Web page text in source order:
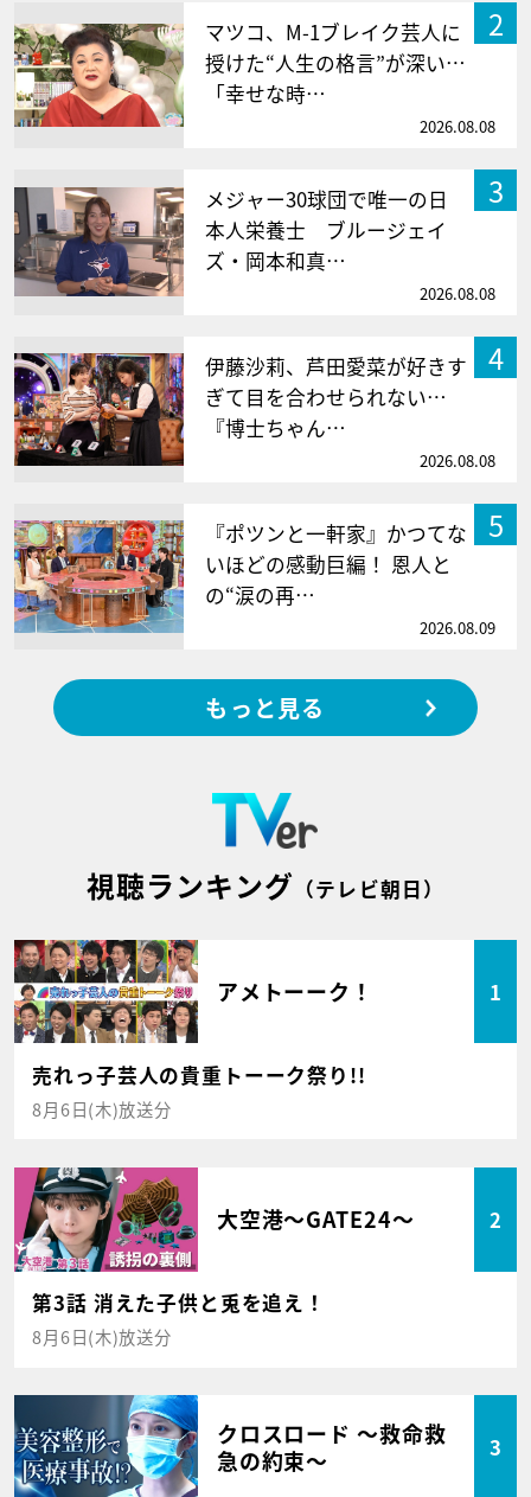
2
マツコ、M-1ブレイク芸人に
授けた“人生の格言”が深い…
「幸せな時…
2026.08.08
3
メジャー30球団で唯一の日
本人栄養士 ブルージェイ
ズ・岡本和真…
2026.08.08
4
伊藤沙莉、芦田愛菜が好きす
ぎて目を合わせられない…
『博士ちゃん…
2026.08.08
5
『ポツンと一軒家』かつてな
いほどの感動巨編！ 恩人と
の“涙の再…
2026.08.09
もっと見る
視聴ランキング （テレビ朝日）
アメトーーク！ 1
売れっ子芸人の貴重トーーク祭り!!
8月6日(木)放送分
大空港～GATE24～ 2
第3話 消えた子供と兎を追え！
8月6日(木)放送分
クロスロード ～救命救
急の約束～
3